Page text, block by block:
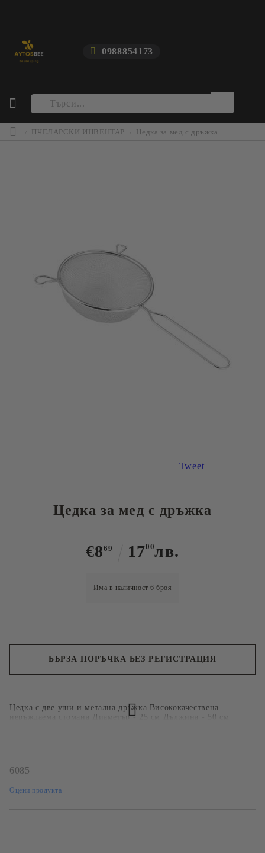
0988854173
ПЧЕЛАРСКИ ИНВЕНТАР Цедка за мед с дръжка
Tweet
Цедка за мед с дръжка
€869 1700лв.
Има в наличност6 броя
Цедка с две уши и метална дръжка Висококачествена
неръждаема стомана Диаметър - 25 см Дължина - 50 см
БЪРЗА ПОРЪЧКА БЕЗ РЕГИСТРАЦИЯ
6085
Оцени продукта